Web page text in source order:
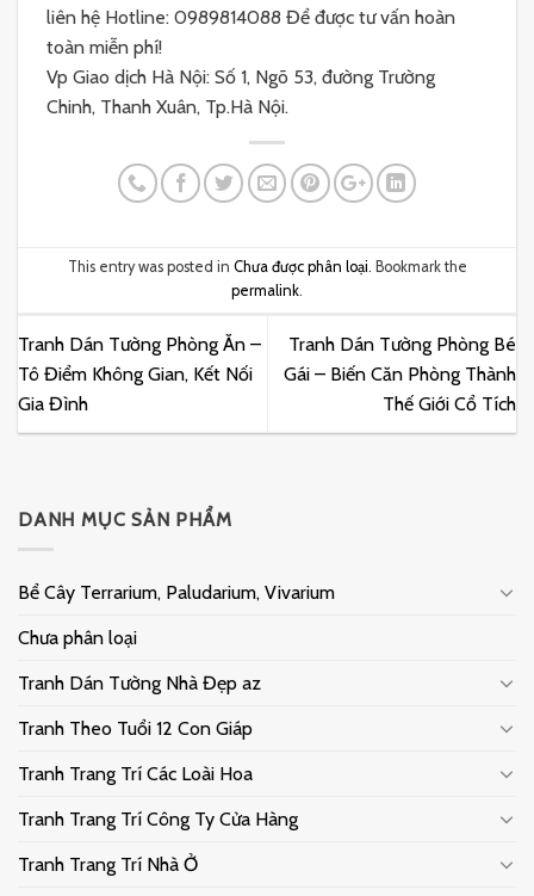
liên hệ Hotline: 0989814088 Để được tư vấn hoàn
toàn miễn phí!
Vp Giao dịch Hà Nội: Số 1, Ngõ 53, đường Trường
Chinh, Thanh Xuân, Tp.Hà Nội.
This entry was posted in Chưa được phân loại. Bookmark the
permalink.
Tranh Dán Tường Phòng Ăn –
Tô Điểm Không Gian, Kết Nối
Gia Đình
Tranh Dán Tường Phòng Bé
Gái – Biến Căn Phòng Thành
Thế Giới Cổ Tích
DANH MỤC SẢN PHẨM
Bể Cây Terrarium, Paludarium, Vivarium
Chưa phân loại
Tranh Dán Tường Nhà Đẹp az
Tranh Theo Tuổi 12 Con Giáp
Tranh Trang Trí Các Loài Hoa
Tranh Trang Trí Công Ty Cửa Hàng
Tranh Trang Trí Nhà Ở